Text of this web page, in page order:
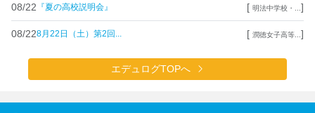
08/22 『夏の高校説明会』 [ 明法中学校・... ]
08/228月22日（土）第2回... [ 潤徳女子高等... ]
エデュログTOPへ